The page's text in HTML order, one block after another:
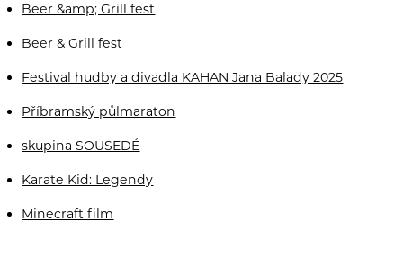
Beer &amp; Grill fest
Beer & Grill fest
Festival hudby a divadla KAHAN Jana Balady 2025
Příbramský půlmaraton
skupina SOUSEDÉ
Karate Kid: Legendy
Minecraft film